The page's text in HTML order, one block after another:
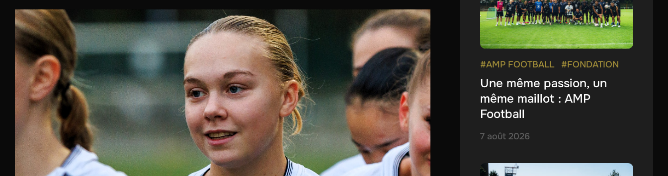
#AMP FOOTBALL #FONDATION
Une même passion, un
même maillot : AMP
Football
7 août 2026